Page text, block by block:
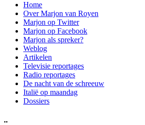
Home
Over Marjon van Royen
Marjon op Twitter
Marjon op Facebook
Marjon als spreker?
Weblog
Artikelen
Televisie reportages
Radio reportages
De nacht van de schreeuw
Italië op maandag
Dossiers
..